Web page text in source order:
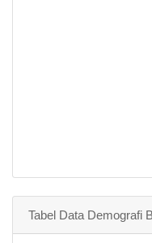
Tabel Data Demografi